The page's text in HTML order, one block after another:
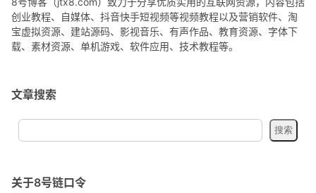
创业教程、自媒体、抖音快手短视频等视频教程以及营销软件、淘
宝虚拟资源、建站源码、影视音乐、有声作品、教育资源、字体下
载、素材资源、单机游戏、软件应用、技术教程等。
文章搜索
关于8号链口令